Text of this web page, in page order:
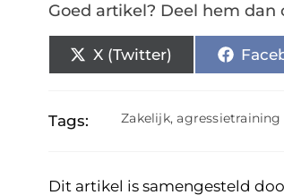
Goed artikel? Deel hem dan
X (Twitter)
Tags: Zakelijk,agressietraining
Dit artikel is samengesteld